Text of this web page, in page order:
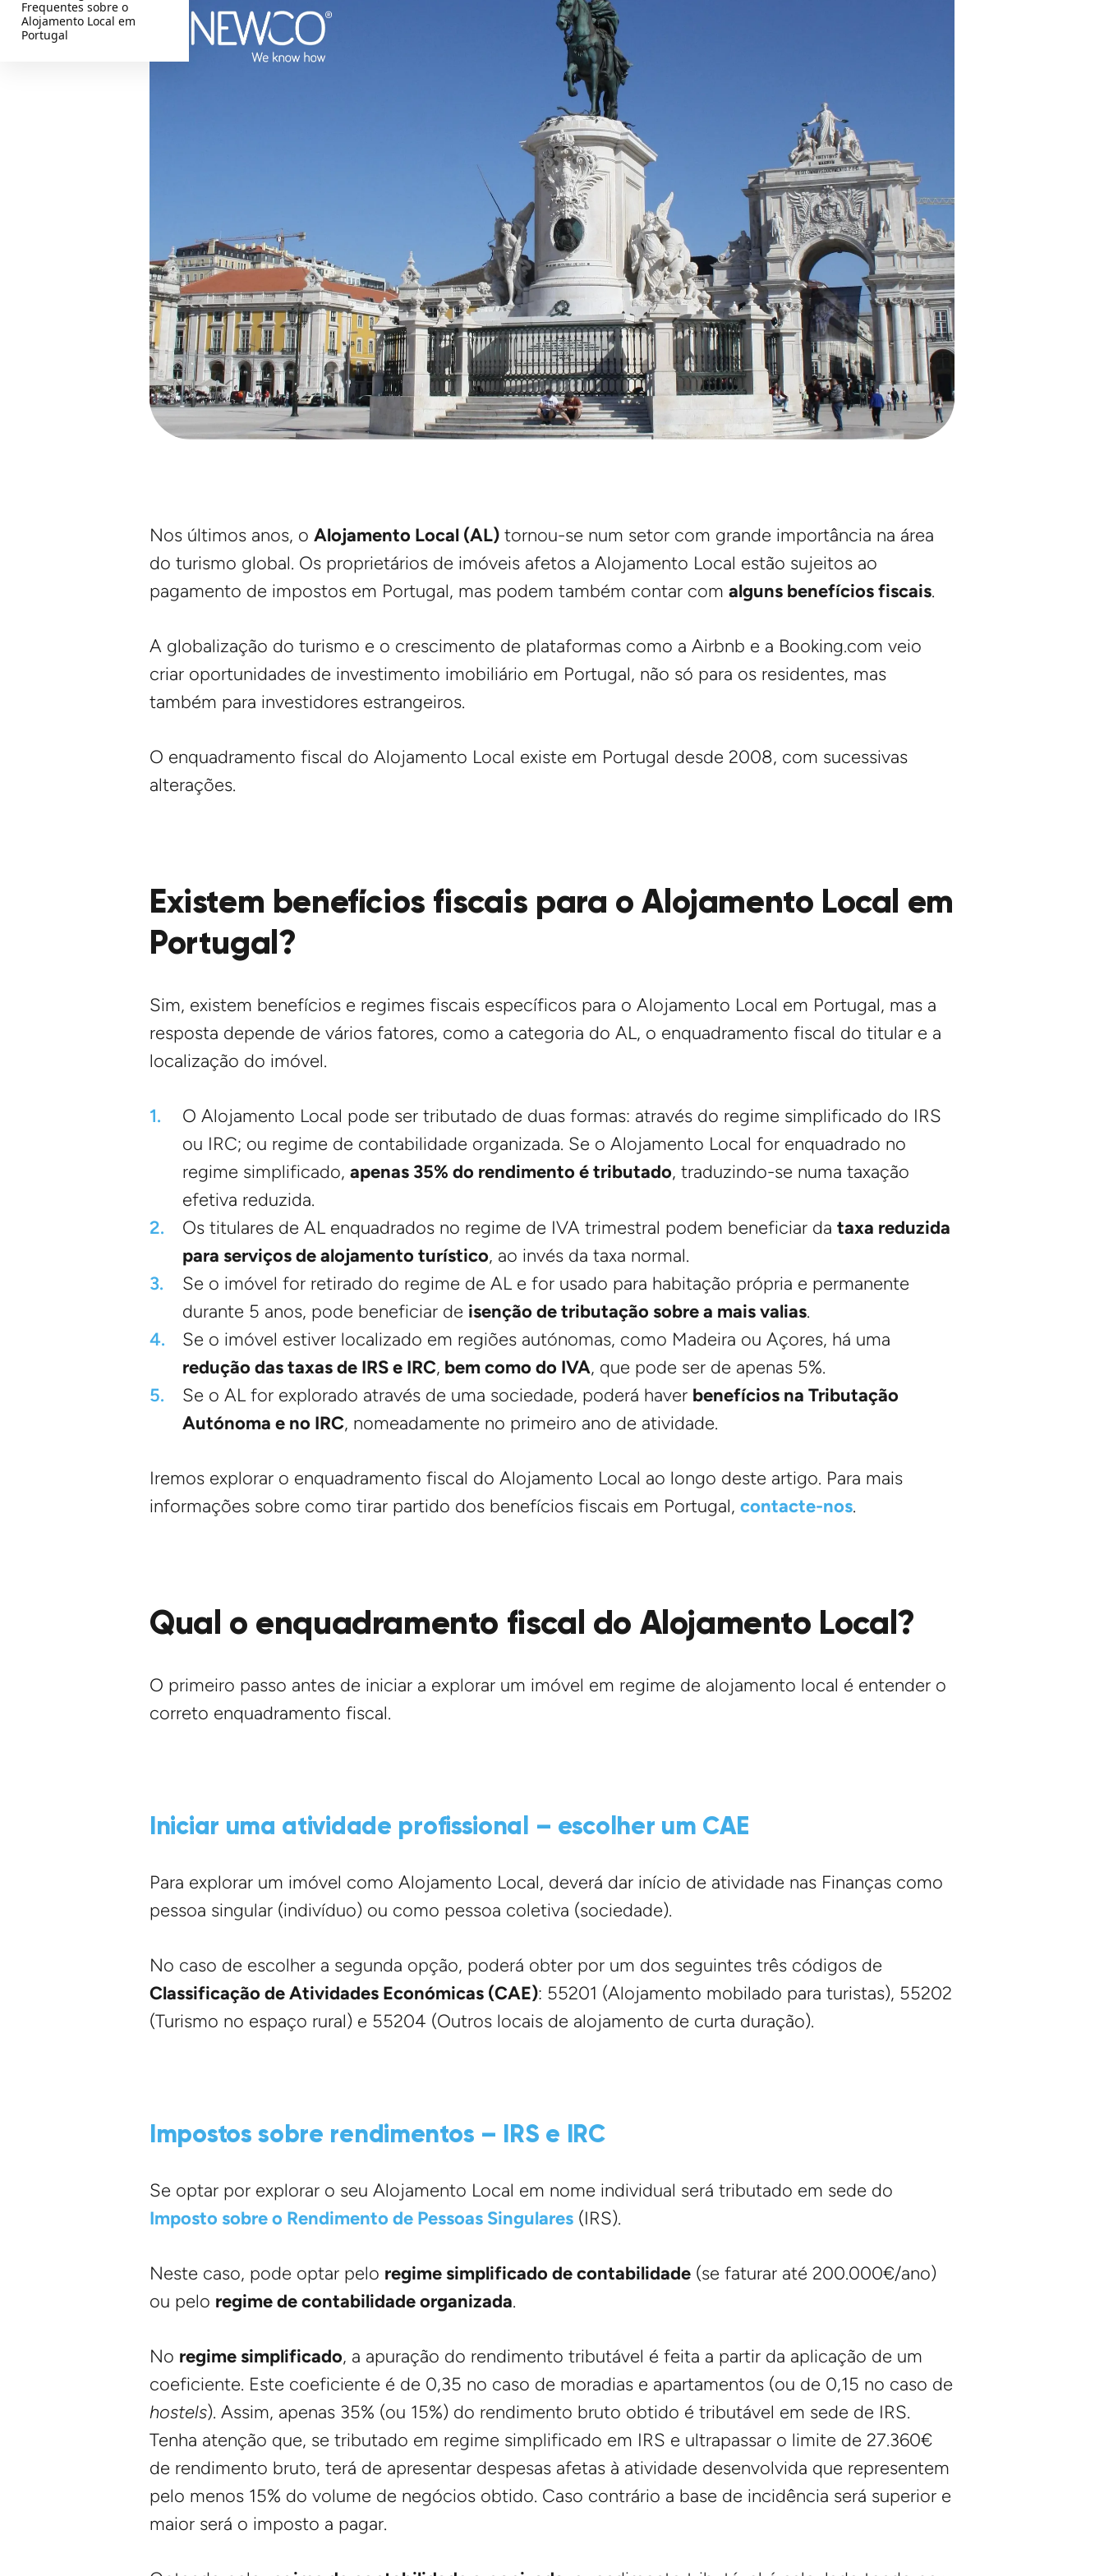
Nos últimos anos, o Alojamento Local (AL) tornou-se num setor com grande importância na área
do turismo global. Os proprietários de imóveis afetos a Alojamento Local estão sujeitos ao
pagamento de impostos em Portugal, mas podem também contar com alguns benefícios fiscais.
A globalização do turismo e o crescimento de plataformas como a Airbnb e a Booking.com veio
criar oportunidades de investimento imobiliário em Portugal, não só para os residentes, mas
também para investidores estrangeiros.
O enquadramento fiscal do Alojamento Local existe em Portugal desde 2008, com sucessivas
alterações.
Existem benefícios fiscais para o Alojamento Local em
Portugal?
Sim, existem benefícios e regimes fiscais específicos para o Alojamento Local em Portugal, mas a
resposta depende de vários fatores, como a categoria do AL, o enquadramento fiscal do titular e a
localização do imóvel.
O Alojamento Local pode ser tributado de duas formas: através do regime simplificado do IRS
ou IRC; ou regime de contabilidade organizada. Se o Alojamento Local for enquadrado no
regime simplificado, apenas 35% do rendimento é tributado, traduzindo-se numa taxação
efetiva reduzida.
Os titulares de AL enquadrados no regime de IVA trimestral podem beneficiar da taxa reduzida
para serviços de alojamento turístico, ao invés da taxa normal.
Se o imóvel for retirado do regime de AL e for usado para habitação própria e permanente
durante 5 anos, pode beneficiar de isenção de tributação sobre a mais valias.
Se o imóvel estiver localizado em regiões autónomas, como Madeira ou Açores, há uma
redução das taxas de IRS e IRC, bem como do IVA, que pode ser de apenas 5%.
Se o AL for explorado através de uma sociedade, poderá haver benefícios na Tributação
Autónoma e no IRC, nomeadamente no primeiro ano de atividade.
Iremos explorar o enquadramento fiscal do Alojamento Local ao longo deste artigo. Para mais
informações sobre como tirar partido dos benefícios fiscais em Portugal, contacte-nos.
Qual o enquadramento fiscal do Alojamento Local?
O primeiro passo antes de iniciar a explorar um imóvel em regime de alojamento local é entender o
correto enquadramento fiscal.
Iniciar uma atividade profissional – escolher um CAE
Para explorar um imóvel como Alojamento Local, deverá dar início de atividade nas Finanças como
pessoa singular (indivíduo) ou como pessoa coletiva (sociedade).
No caso de escolher a segunda opção, poderá obter por um dos seguintes três códigos de
Classificação de Atividades Económicas (CAE): 55201 (Alojamento mobilado para turistas), 55202
(Turismo no espaço rural) e 55204 (Outros locais de alojamento de curta duração).
Impostos sobre rendimentos – IRS e IRC
Se optar por explorar o seu Alojamento Local em nome individual será tributado em sede do
Imposto sobre o Rendimento de Pessoas Singulares (IRS).
Neste caso, pode optar pelo regime simplificado de contabilidade (se faturar até 200.000€/ano)
ou pelo regime de contabilidade organizada.
No regime simplificado, a apuração do rendimento tributável é feita a partir da aplicação de um
coeficiente. Este coeficiente é de 0,35 no caso de moradias e apartamentos (ou de 0,15 no caso de
hostels). Assim, apenas 35% (ou 15%) do rendimento bruto obtido é tributável em sede de IRS.
Tenha atenção que, se tributado em regime simplificado em IRS e ultrapassar o limite de 27.360€
de rendimento bruto, terá de apresentar despesas afetas à atividade desenvolvida que representem
pelo menos 15% do volume de negócios obtido. Caso contrário a base de incidência será superior e
maior será o imposto a pagar.
Frequentes sobre o
Alojamento Local em
Portugal